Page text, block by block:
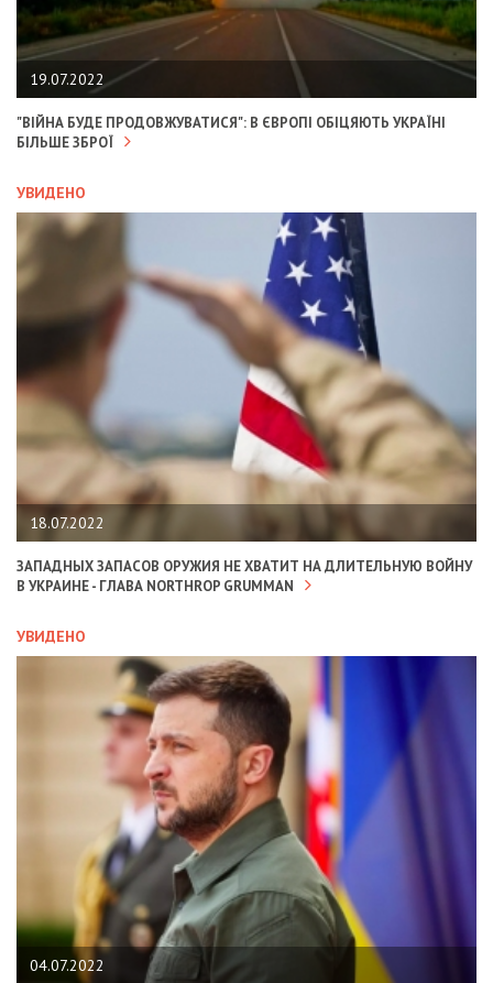
19.07.2022
"ВІЙНА БУДЕ ПРОДОВЖУВАТИСЯ": В ЄВРОПІ ОБІЦЯЮТЬ УКРАЇНІ
БІЛЬШЕ ЗБРОЇ
УВИДЕНО
18.07.2022
ЗАПАДНЫХ ЗАПАСОВ ОРУЖИЯ НЕ ХВАТИТ НА ДЛИТЕЛЬНУЮ ВОЙНУ
В УКРАИНЕ - ГЛАВА NORTHROP GRUMMAN
УВИДЕНО
04.07.2022